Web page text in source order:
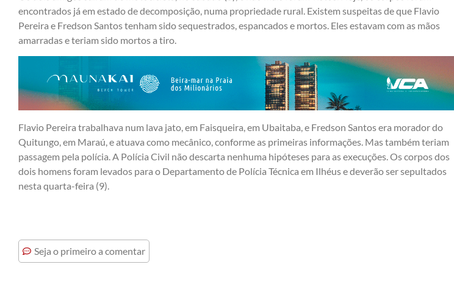
encontrados já em estado de decomposição, numa propriedade rural. Existem suspeitas de que Flavio
Pereira e Fredson Santos tenham sido sequestrados, espancados e mortos. Eles estavam com as mãos
amarradas e teriam sido mortos a tiro.
Flavio Pereira trabalhava num lava jato, em Faisqueira, em Ubaitaba, e Fredson Santos era morador do
Quitungo, em Maraú, e atuava como mecânico, conforme as primeiras informações. Mas também teriam
passagem pela polícia. A Polícia Civil não descarta nenhuma hipóteses para as execuções. Os corpos dos
dois homens foram levados para o Departamento de Polícia Técnica em Ilhéus e deverão ser sepultados
nesta quarta-feira (9).
Seja o primeiro a comentar